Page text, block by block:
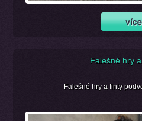
Falešné hry
Falešné hry a finty